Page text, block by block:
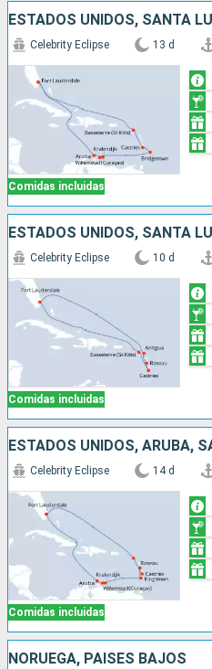
Comidas incluidas
Celebrity Eclipse 13 d
Comidas incluidas
Celebrity Eclipse 10 d
Comidas incluidas
Celebrity Eclipse 14 d
NORUEGA, PAISES BAJOS